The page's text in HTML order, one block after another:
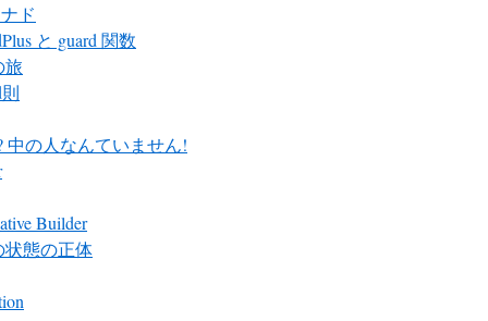
ド
と guard 関数
旅
中の人なんていません!
Builder
状態の正体